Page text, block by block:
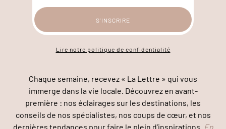
Lire notre politique de confidentialité
Chaque semaine, recevez « La Lettre » qui vous
immerge dans la vie locale. Découvrez en avant-
première : nos éclairages sur les destinations, les
conseils de nos spécialistes, nos coups de cœur, et nos
dernières tendances pour faire le plein d’inspirations. En